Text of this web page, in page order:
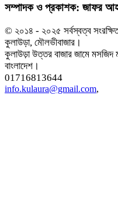
সম্পাদক ও প্রকাশক: জাফর
© ২০১৪ - ২০২৫ সর্বস্বত্ব সংরক্ষিত
কুলাউড়া, মৌলভীবাজার।
কুলাউড়া উত্তর বাজার জামে মসজিদ
বাংলাদেশ।
01716813644
info.kulaura@gmail.com,